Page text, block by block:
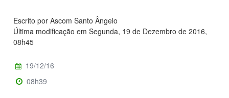
Escrito por Ascom Santo Ângelo
Última modificação em Segunda, 19 de Dezembro de 2016,
08h45
19/12/16
08h39